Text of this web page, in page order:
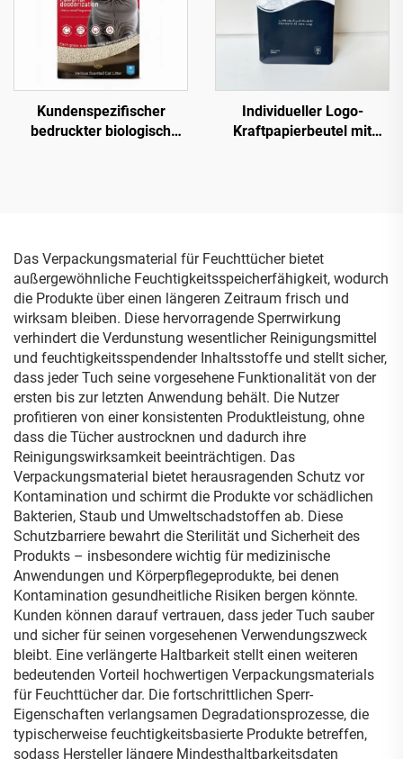
Kundenspezifischer
bedruckter biologisch
Individueller Logo-
Kraftpapierbeutel mit
Das Verpackungsmaterial für Feuchttücher bietet
außergewöhnliche Feuchtigkeitsspeicherfähigkeit, wodurch
die Produkte über einen längeren Zeitraum frisch und
wirksam bleiben. Diese hervorragende Sperrwirkung
verhindert die Verdunstung wesentlicher Reinigungsmittel
und feuchtigkeitsspendender Inhaltsstoffe und stellt sicher,
dass jeder Tuch seine vorgesehene Funktionalität von der
ersten bis zur letzten Anwendung behält. Die Nutzer
profitieren von einer konsistenten Produktleistung, ohne
dass die Tücher austrocknen und dadurch ihre
Reinigungswirksamkeit beeinträchtigen. Das
Verpackungsmaterial bietet herausragenden Schutz vor
Kontamination und schirmt die Produkte vor schädlichen
Bakterien, Staub und Umweltschadstoffen ab. Diese
Schutzbarriere bewahrt die Sterilität und Sicherheit des
Produkts – insbesondere wichtig für medizinische
Anwendungen und Körperpflegeprodukte, bei denen
Kontamination gesundheitliche Risiken bergen könnte.
Kunden können darauf vertrauen, dass jeder Tuch sauber
und sicher für seinen vorgesehenen Verwendungszweck
bleibt. Eine verlängerte Haltbarkeit stellt einen weiteren
bedeutenden Vorteil hochwertigen Verpackungsmaterials
für Feuchttücher dar. Die fortschrittlichen Sperr-
Eigenschaften verlangsamen Degradationsprozesse, die
typischerweise feuchtigkeitsbasierte Produkte betreffen,
sodass Hersteller längere Mindesthaltbarkeitsdaten